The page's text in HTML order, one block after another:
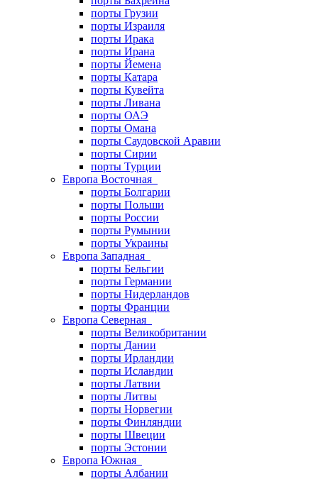
порты Грузии
порты Израиля
порты Ирака
порты Ирана
порты Йемена
порты Катара
порты Кувейта
порты Ливана
порты ОАЭ
порты Омана
порты Саудовской Аравии
порты Сирии
порты Турции
Европа Восточная
порты Болгарии
порты Польши
порты России
порты Румынии
порты Украины
Европа Западная
порты Бельгии
порты Германии
порты Нидерландов
порты Франции
Европа Северная
порты Великобритании
порты Дании
порты Ирландии
порты Исландии
порты Латвии
порты Литвы
порты Норвегии
порты Финляндии
порты Швеции
порты Эстонии
Европа Южная
порты Албании